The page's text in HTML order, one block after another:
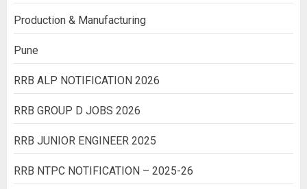
Production & Manufacturing
Pune
RRB ALP NOTIFICATION 2026
RRB GROUP D JOBS 2026
RRB JUNIOR ENGINEER 2025
RRB NTPC NOTIFICATION – 2025-26